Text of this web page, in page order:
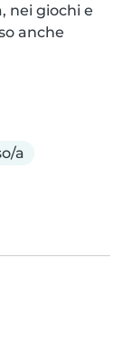
nei giochi e
anche
a